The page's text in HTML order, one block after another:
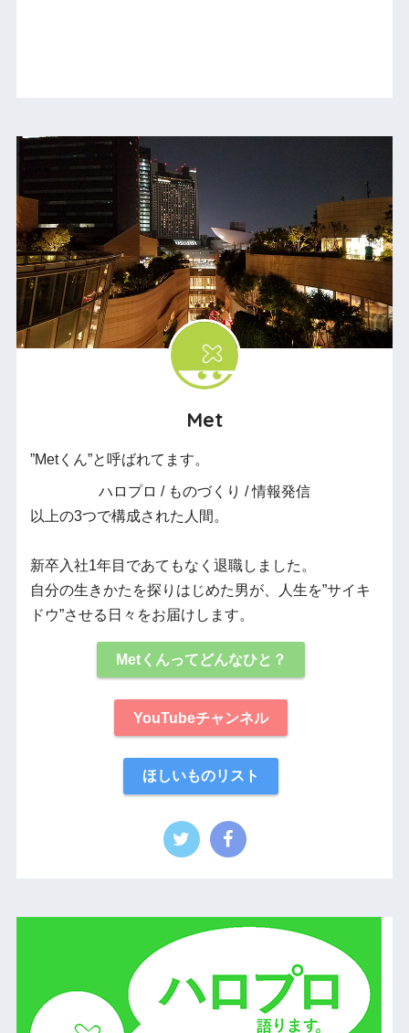
Met
”Metくん”と呼ばれてます。
ハロプロ / ものづくり / 情報発信
以上の3つで構成された人間。
新卒入社1年目であてもなく退職しました。
自分の生きかたを探りはじめた男が、人生を”サイキ
ドウ”させる日々をお届けします。
Metくんってどんなひと？
YouTubeチャンネル
ほしいものリスト